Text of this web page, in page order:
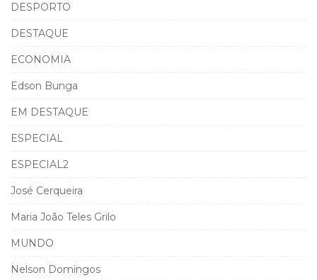
DESPORTO
DESTAQUE
ECONOMIA
Edson Bunga
EM DESTAQUE
ESPECIAL
ESPECIAL2
José Cerqueira
Maria João Teles Grilo
MUNDO
Nelson Domingos